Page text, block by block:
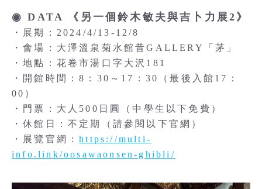
◉ DATA 《另一個鈴木敏夫與吉卜力展2》
・展期：2024/4/13-12/8
・會場：大澤溫泉菊水館昔GALLERY「茅」
・地點：花卷市湯口字大沢181
・開館時間：8：30～17：30（最後入館17：
00）
・門票：大人500日圓（中學生以下免費）
・休館日：不定期（請參閱以下官網）
・展覽官網：https://multi-
info.link/oosawaonsen-ghibli/